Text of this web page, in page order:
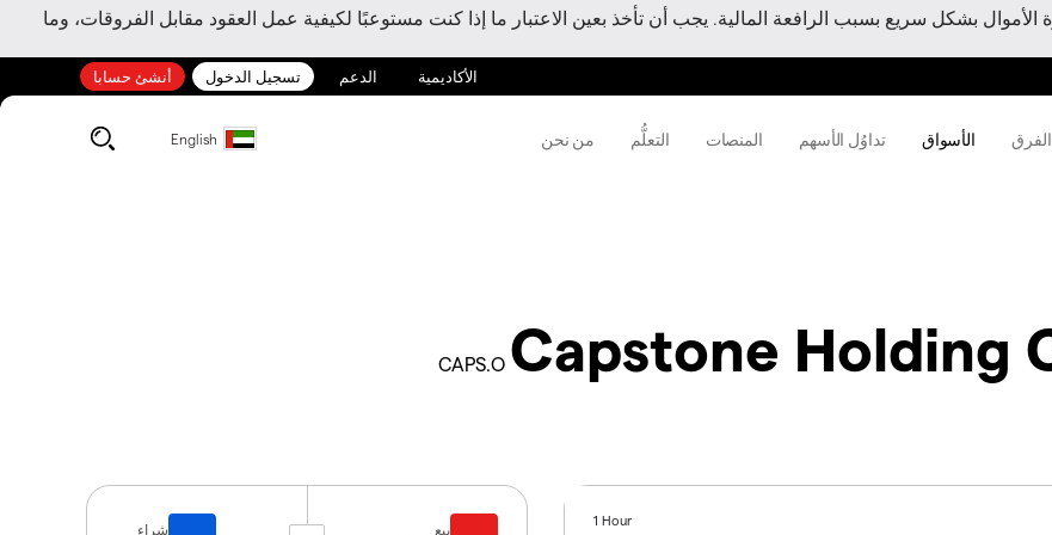
بشكل سريع بسبب الرافعة المالية. يجب أن تأخذ بعين الاعتبار ما إذا كنت مستوعبًا لكيفية عمل العقود مقابل الفروقات، وما
الأكاديمية الدعم تسجيل الدخول أنشئ حسابا
الأسواق تداوُل الأسهم المنصات التعلُّم من نحن English
Capstone Holding
CAPS.O
بيع شراء
1 Hour